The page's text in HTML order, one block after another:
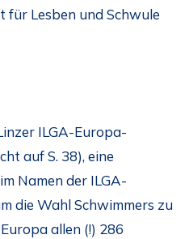
für Lesben und Schwule
ILGA-Europa-
auf S. 38), eine
Namen der ILGA-
die Wahl Schwimmers zu
allen (!) 286